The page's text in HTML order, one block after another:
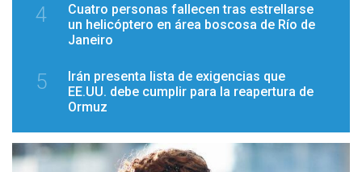
4
Cuatro personas fallecen tras estrellarse
un helicóptero en área boscosa de Río de
Janeiro
5
Irán presenta lista de exigencias que
EE.UU. debe cumplir para la reapertura de
Ormuz